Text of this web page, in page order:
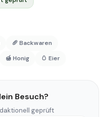
🥖 Backwaren
🍯 Honig 🥚 Eier
Besuch?
geprüft